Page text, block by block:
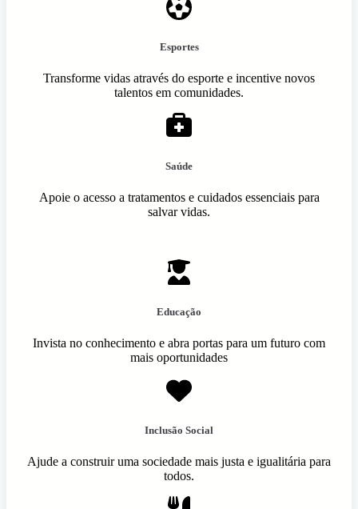
Esportes
Transforme vidas através do esporte e incentive novos
talentos em comunidades.
Saúde
Apoie o acesso a tratamentos e cuidados essenciais para
salvar vidas.
Educação
Invista no conhecimento e abra portas para um futuro com
mais oportunidades
Inclusão Social
Ajude a construir uma sociedade mais justa e igualitária para
todos.